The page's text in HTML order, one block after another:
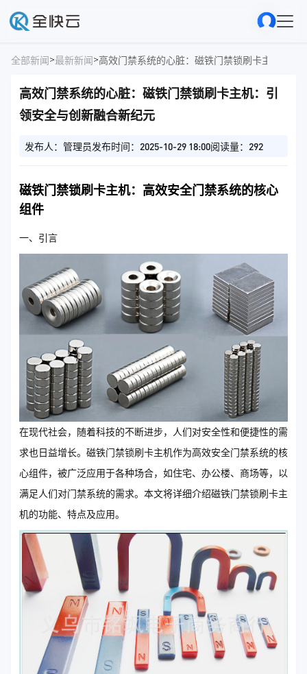
全部新闻>最新新闻>高效门禁系统的心脏：磁铁门禁锁刷卡主机：引
高效门禁系统的心脏：磁铁门禁锁刷卡主机：引
领安全与创新融合新纪元
发布人：管理员发布时间：2025-10-29 18:00阅读量：292
磁铁门禁锁刷卡主机：高效安全门禁系统的核心
组件
一、引言
在现代社会，随着科技的不断进步，人们对安全性和便捷性的需
求也日益增长。磁铁门禁锁刷卡主机作为高效安全门禁系统的核
心组件，被广泛应用于各种场合，如住宅、办公楼、商场等，以
满足人们对门禁系统的需求。本文将详细介绍磁铁门禁锁刷卡主
机的功能、特点及应用。